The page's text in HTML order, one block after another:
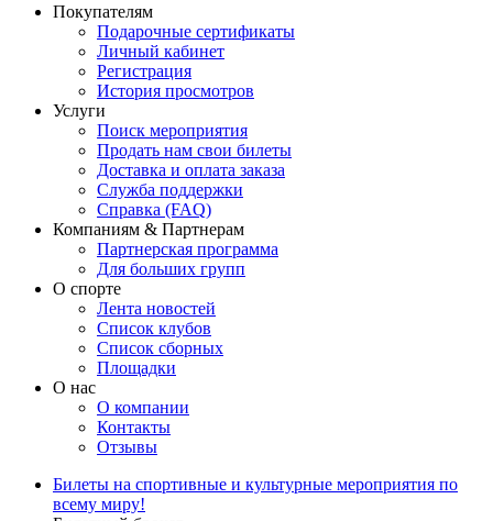
Покупателям
Подарочные сертификаты
Личный кабинет
Регистрация
История просмотров
Услуги
Поиск мероприятия
Продать нам свои билеты
Доставка и оплата заказа
Служба поддержки
Справка (FAQ)
Компаниям & Партнерам
Партнерская программа
Для больших групп
О спорте
Лента новостей
Список клубов
Список сборных
Площадки
О нас
О компании
Контакты
Отзывы
Билеты на спортивные и культурные мероприятия по
всему миру!